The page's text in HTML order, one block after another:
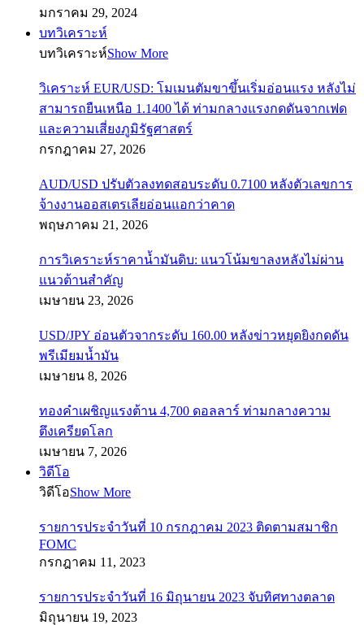
มกราคม 29, 2024
บทวิเคราะห์
บทวิเคราะห์Show More
วิเคราะห์ EUR/USD: โมเมนตัมขาขึ้นเริ่มอ่อนแรง หลังไม่
สามารถยืนเหนือ 1.1400 ได้ ท่ามกลางแรงกดดันจากเฟด
และความเสี่ยงภูมิรัฐศาสตร์
กรกฎาคม 27, 2026
AUD/USD ปรับตัวลงทดสอบระดับ 0.7100 หลังตัวเลขการ
จ้างงานออสเตรเลียอ่อนแอกว่าคาด
พฤษภาคม 21, 2026
การวิเคราะห์ราคาน้ำมันดิบ: แนวโน้มขาลงหลังไม่ผ่าน
แนวต้านสำคัญ
เมษายน 23, 2026
USD/JPY อ่อนตัวจากระดับ 160.00 หลังข่าวหยุดยิงกดดัน
พรีเมียมน้ำมัน
เมษายน 8, 2026
ทองคำเผชิญแรงต้าน 4,700 ดอลลาร์ ท่ามกลางความ
ตึงเครียดโลก
เมษายน 7, 2026
วิดีโอ
วิดีโอShow More
รายการประจำวันที่ 10 กรกฎาคม 2023 ติดตามสมาชิก
FOMC
กรกฎาคม 11, 2023
รายการประจำวันที่ 16 มิถุนายน 2023 จับทิศทางตลาด
มิถุนายน 19, 2023